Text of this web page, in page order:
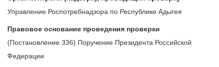
Управление Роспотребнадзора по Республике Адыгея
Правовое основание проведения проверки
(Постановление 336) Поручение Президента Российской
Федерации